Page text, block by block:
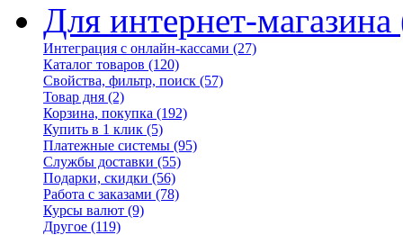
Для интернет-магазина
Интеграция с онлайн-кассами (27)
Каталог товаров (120)
Свойства, фильтр, поиск (57)
Товар дня (2)
Корзина, покупка (192)
Купить в 1 клик (5)
Платежные системы (95)
Службы доставки (55)
Подарки, скидки (56)
Работа с заказами (78)
Курсы валют (9)
Другое (119)